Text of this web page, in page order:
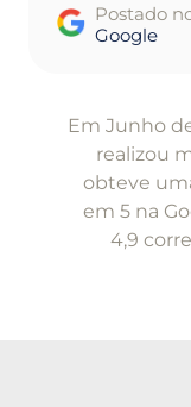
Postado
Google
Em Junho
realizou
obteve
em 5 na
4,9